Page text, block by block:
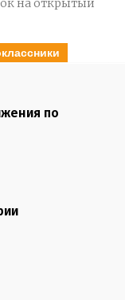
на открытый
по